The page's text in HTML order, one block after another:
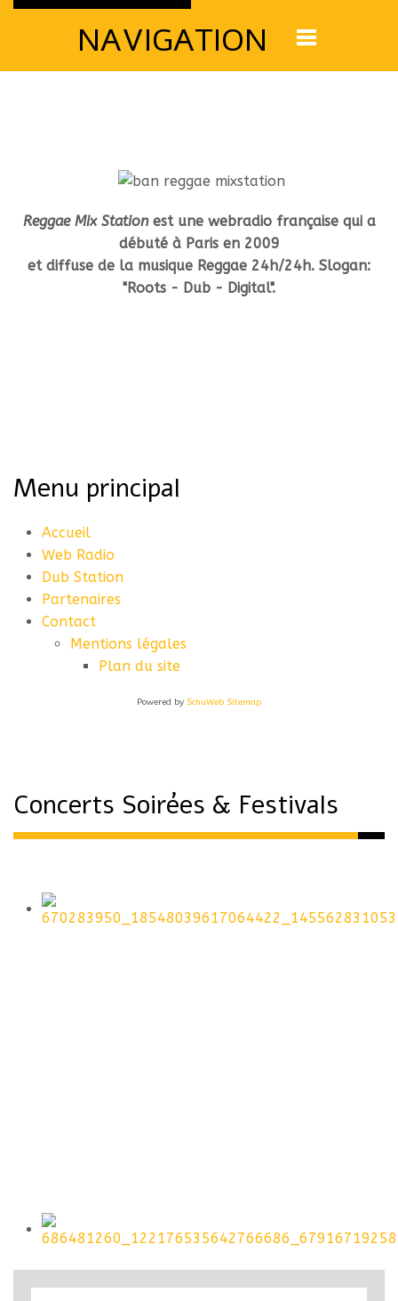
NAVIGATION
Reggae Mix Stationest une webradio française qui a
débuté à Paris en 2009
et diffuse de la musique Reggae 24h/24h. Slogan:
"Roots - Dub - Digital".
Menu principal
Accueil
Web Radio
Dub Station
Partenaires
Contact
Mentions légales
Plan du site
Powered by SchuWeb Sitemap
Concerts Soirées & Festivals